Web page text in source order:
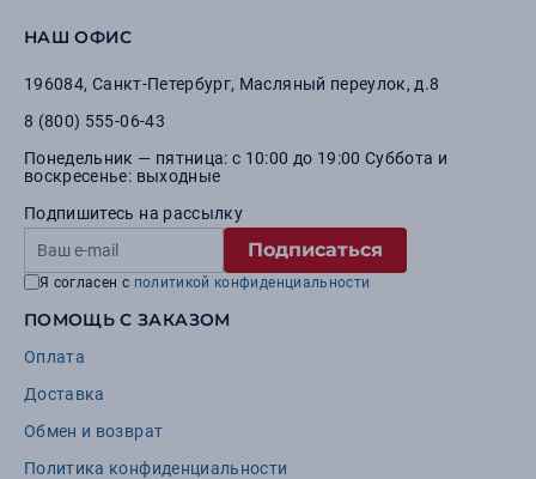
НАШ ОФИС
196084, Санкт-Петербург, Масляный переулок, д.8
8 (800) 555-06-43
Понедельник — пятница: с 10:00 до 19:00 Суббота и
воскресенье: выходные
Подпишитесь на рассылку
Подписаться
Я согласен с политикой конфиденциальности
ПОМОЩЬ С ЗАКАЗОМ
Оплата
Доставка
Обмен и возврат
Политика конфиденциальности